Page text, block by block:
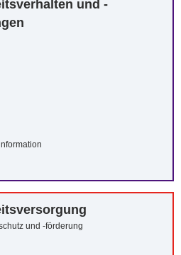
und -
und -förderung